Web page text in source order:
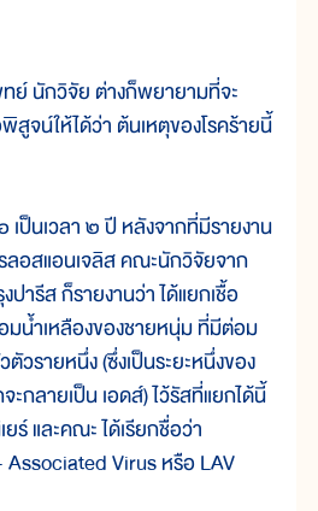
ย์ นักวิจัย ต่างก็พยายามที่จะ
สูจน์ให้ได้ว่า ต้นเหตุของโรคร้ายนี้
เวลา ๒ ปี หลังจากที่มีรายงาน
ลอสแอนเจลิส คณะนักวิจัยจาก
ปารีส ก็รายงานว่า ได้แยกเชื้อ
มน้ำเหลืองของชายหนุ่ม ที่มีต่อม
วรายหนึ่ง (ซึ่งเป็นระยะหนึ่งของ
ะกลายเป็น เอดส์) ไว้รัสที่แยกได้นี้
ร์ และคณะ ได้เรียกชื่อว่า
Virus หรือ LAV